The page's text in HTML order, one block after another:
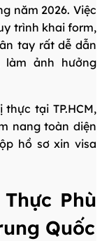
năm 2026. Việc
trình khai form,
tay rất dễ dẫn
ảnh hưởng
tại TP.HCM,
nang toàn diện
hồ sơ xin visa
Phù
Quốc